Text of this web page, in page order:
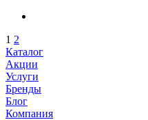
1 2
Каталог
Акции
Услуги
Бренды
Блог
Компания